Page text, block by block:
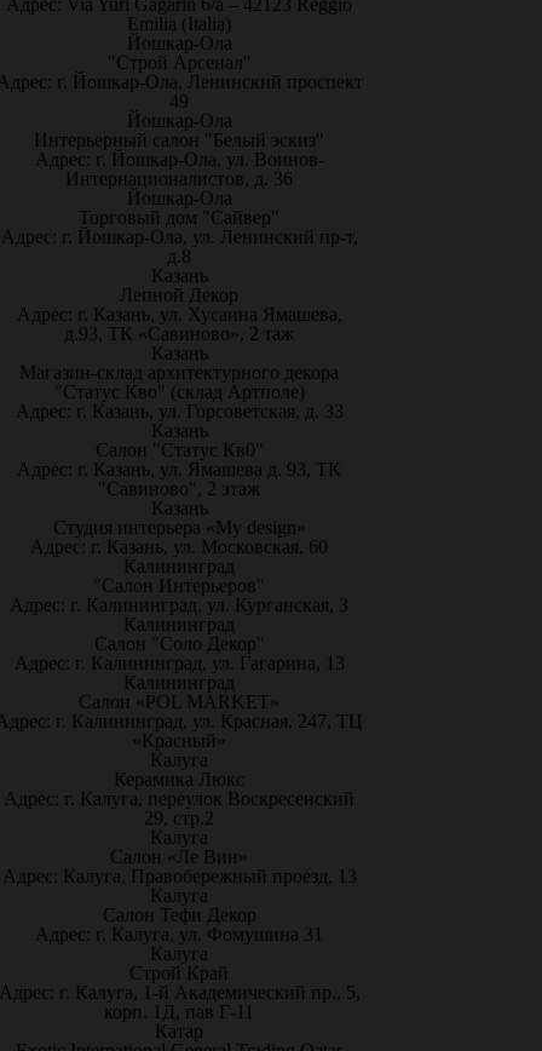
Адрес: Via Yuri Gagarin 6/a – 42123 Reggio
Emilia (Italia)
Йошкар-Ола
"Строй Арсенал"
г. Йошкар-Ола, Ленинский проспект
49
Йошкар-Ола
Интерьерный салон "Белый эскиз"
Адрес: г. Йошкар-Ола, ул. Воинов-
Интернационалистов, д. 36
Йошкар-Ола
Торговый дом "Сайвер"
Адрес: г. Йошкар-Ола, ул. Ленинский пр-т,
д.8
Казань
Лепной Декор
Адрес: г. Казань, ул. Хусаина Ямашева,
д.93, ТК «Савиново», 2 таж
Казань
Магазин-склад архитектурного декора
"Статус Кво" (склад Артполе)
Адрес: г. Казань, ул. Горсоветская, д. 33
Казань
Салон "Статус Кв0"
Адрес: г. Казань, ул. Ямашева д. 93, ТК
"Савиново", 2 этаж
Казань
Студия интерьера «My design»
Адрес: г. Казань, ул. Московская, 60
Калининград
"Салон Интерьеров"
Адрес: г. Калининград, ул. Курганская, 3
Калининград
Салон "Соло Декор"
Адрес: г. Калининград, ул. Гагарина, 13
Калининград
Салон «POL MARKET»
г. Калининград, ул. Красная, 247, ТЦ
«Красный»
Калуга
Керамика Люкс
Адрес: г. Калуга, переулок Воскресенский
29, стр.2
Калуга
Салон «Ле Вин»
Адрес: Калуга, Правобережный проезд, 13
Калуга
Салон Тефи Декор
Адрес: г. Калуга, ул. Фомушина 31
Калуга
Строй Край
г. Калуга, 1-й Академический пр., 5,
корп. 1Д, пав Г-11
Катар